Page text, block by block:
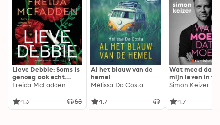
Lieve Debbie: Soms is
genoeg ook echt
genoeg...
Freida McFadden
4.3
Al het blauw van de
hemel
Mélissa Da Costa
4.7
Wat moed dat
mijn leven in
Simon Keizer
4.7